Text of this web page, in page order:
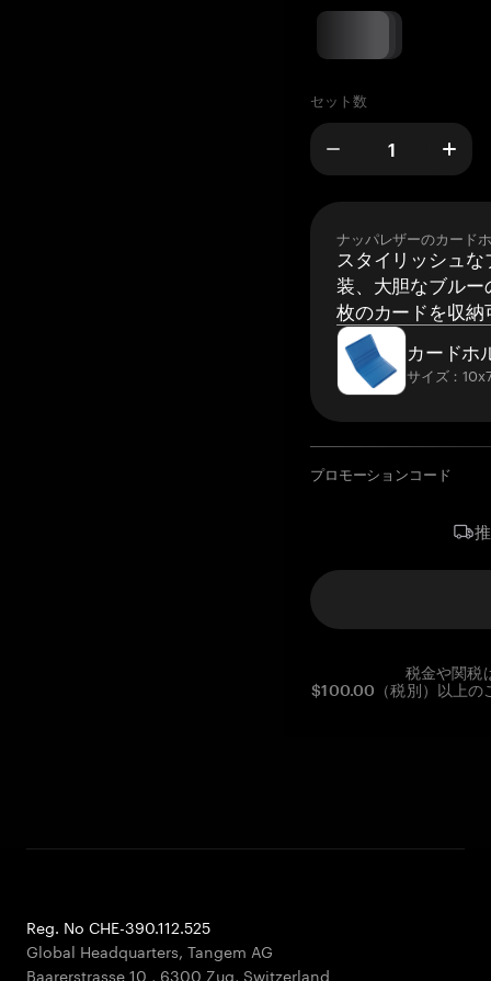
セット数
ナッパレザーのカード
スタイリッシュ
装、大胆なブルー
枚のカードを収納
カードホ
サイズ：
プロモーションコード
税金や関税
$100.00（税別）以上の
Reg. No CHE-390.112.525
Global Headquarters, Tangem AG
Baarerstrasse 10 , 6300 Zug, Switzerland